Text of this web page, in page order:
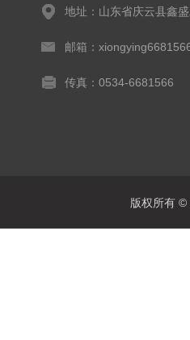
地址：山东省庆云县鑫
邮箱：
传真：0534-6681566
版权所有